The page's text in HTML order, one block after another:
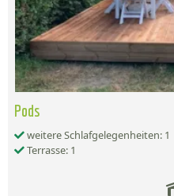
Pods
weitere Schlafgelegenheiten: 1
Terrasse: 1